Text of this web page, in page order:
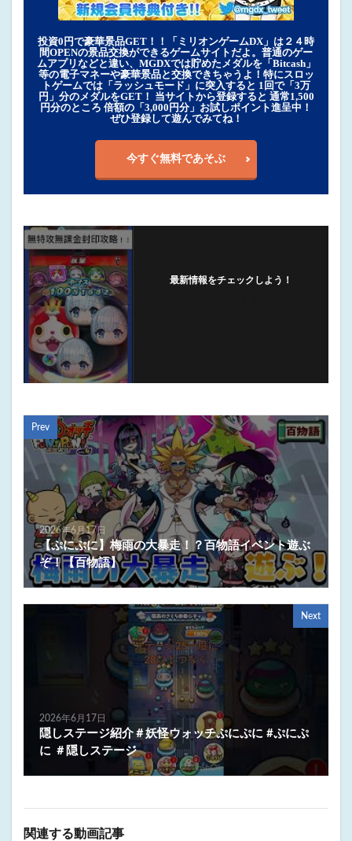
投資0円で豪華景品GET！！「ミリオンゲームDX」は２４時
間OPENの景品交換ができるゲームサイトだよ。普通のゲー
ムアプリなどと違い、MGDXでは貯めたメダルを「Bitcash」
等の電子マネーや豪華景品と交換できちゃうよ！特にスロッ
トゲームでは「ラッシュモード」に突入すると 1回で「3万
円」分のメダルをGET！ 当サイトから登録すると 通常1,500
円分のところ 倍額の「3,000円分」お試しポイント進呈中！
ぜひ登録して遊んでみてね！
今すぐ無料であそぶ
最新情報をチェックしよう！
Prev
2026年6月17日
【ぷにぷに】梅雨の大暴走！？百物語イベント遊ぶ
ぞ！【百物語】
Next
2026年6月17日
隠しステージ紹介＃妖怪ウォッチぷにぷに #ぷにぷ
に ＃隠しステージ
関連する動画記事